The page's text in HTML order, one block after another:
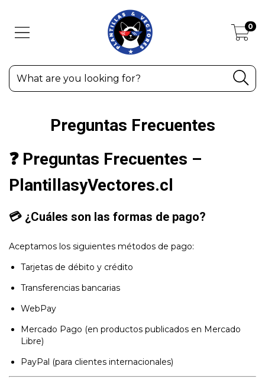
0
Preguntas Frecuentes
❓ Preguntas Frecuentes –
PlantillasyVectores.cl
💳 ¿Cuáles son las formas de pago?
Aceptamos los siguientes métodos de pago:
Tarjetas de débito y crédito
Transferencias bancarias
WebPay
Mercado Pago (en productos publicados en Mercado
Libre)
PayPal (para clientes internacionales)